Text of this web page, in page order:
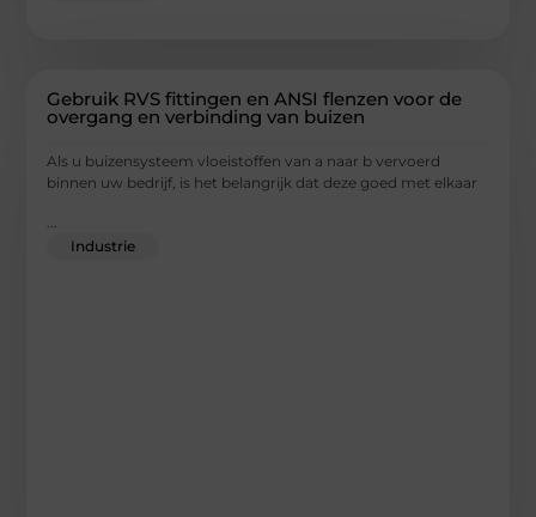
Gebruik RVS fittingen en ANSI flenzen voor de
overgang en verbinding van buizen
Als u buizensysteem vloeistoffen van a naar b vervoerd
binnen uw bedrijf, is het belangrijk dat deze goed met elkaar
Industrie